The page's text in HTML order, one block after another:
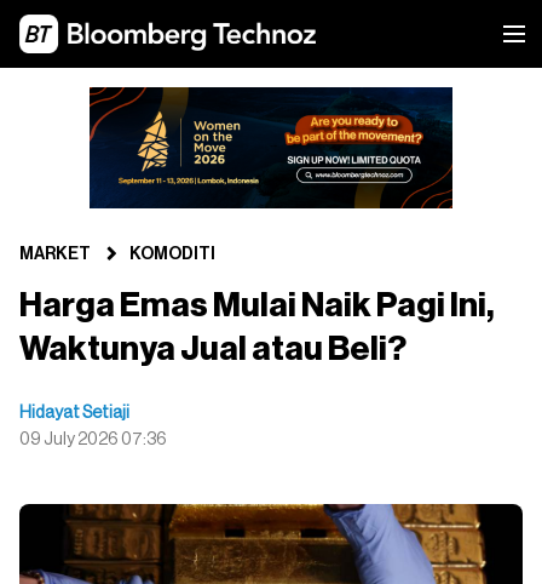
MARKET KOMODITI
Harga Emas Mulai Naik Pagi Ini,
Waktunya Jual atau Beli?
Hidayat Setiaji
09 July 2026 07:36